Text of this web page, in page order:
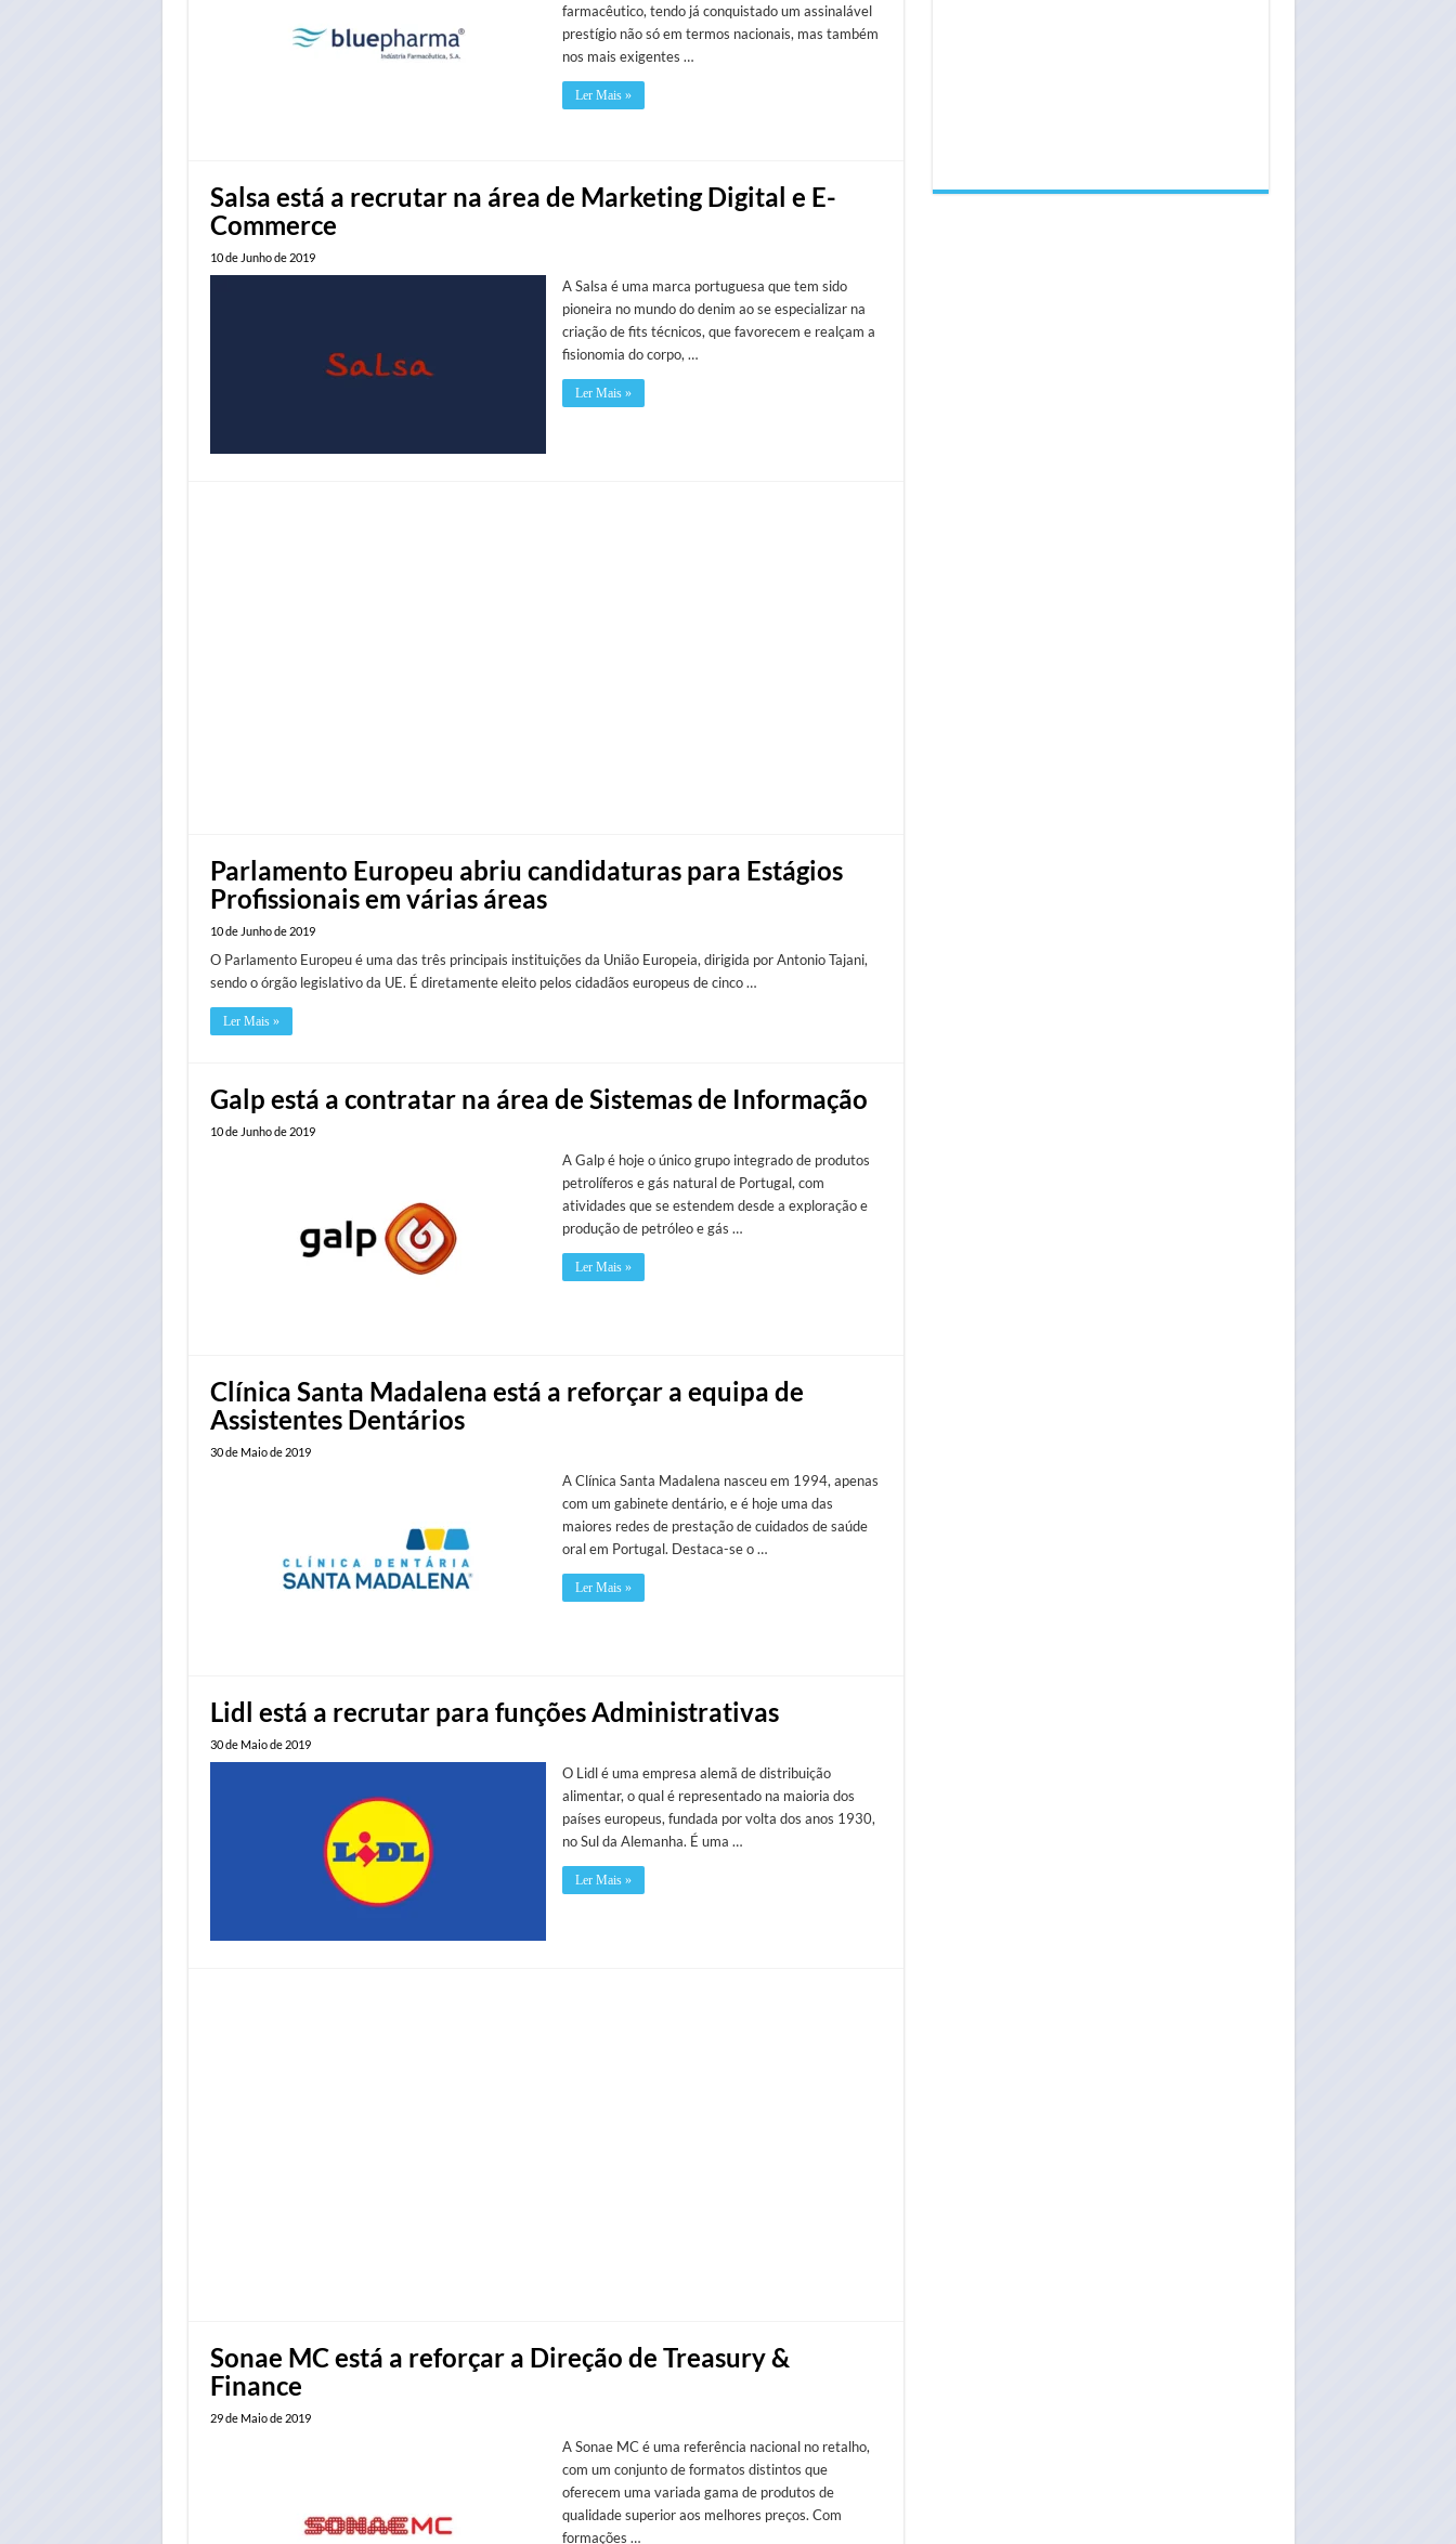
farmacêutico, tendo já conquistado um assinalável
prestígio não só em termos nacionais, mas também
nos mais exigentes …
Ler Mais »
Salsa está a recrutar na área de Marketing Digital e E-
Commerce
10 de Junho de 2019
A Salsa é uma marca portuguesa que tem sido
pioneira no mundo do denim ao se especializar na
criação de fits técnicos, que favorecem e realçam a
fisionomia do corpo, …
Ler Mais »
Parlamento Europeu abriu candidaturas para Estágios
Profissionais em várias áreas
10 de Junho de 2019
O Parlamento Europeu é uma das três principais instituições da União Europeia, dirigida por Antonio Tajani,
sendo o órgão legislativo da UE. É diretamente eleito pelos cidadãos europeus de cinco …
Ler Mais »
Galp está a contratar na área de Sistemas de Informação
10 de Junho de 2019
A Galp é hoje o único grupo integrado de produtos
petrolíferos e gás natural de Portugal, com
atividades que se estendem desde a exploração e
produção de petróleo e gás …
Ler Mais »
Clínica Santa Madalena está a reforçar a equipa de
Assistentes Dentários
30 de Maio de 2019
A Clínica Santa Madalena nasceu em 1994, apenas
com um gabinete dentário, e é hoje uma das
maiores redes de prestação de cuidados de saúde
oral em Portugal. Destaca-se o …
Ler Mais »
Lidl está a recrutar para funções Administrativas
30 de Maio de 2019
O Lidl é uma empresa alemã de distribuição
alimentar, o qual é representado na maioria dos
países europeus, fundada por volta dos anos 1930,
no Sul da Alemanha. É uma …
Ler Mais »
Sonae MC está a reforçar a Direção de Treasury &
Finance
29 de Maio de 2019
A Sonae MC é uma referência nacional no retalho,
com um conjunto de formatos distintos que
oferecem uma variada gama de produtos de
qualidade superior aos melhores preços. Com
formações …